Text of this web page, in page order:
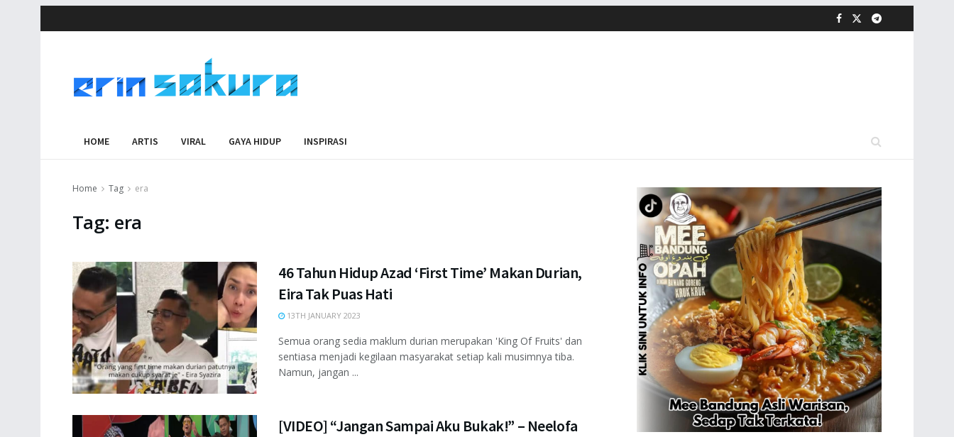
HOME ARTIS VIRAL GAYA HIDUP INSPIRASI
Home Tag era
Tag: era
46 Tahun Hidup Azad ‘First Time’ Makan Durian,
Eira Tak Puas Hati
13TH JANUARY 2023
Semua orang sedia maklum durian merupakan 'King Of Fruits' dan
sentiasa menjadi kegilaan masyarakat setiap kali musimnya tiba.
Namun, jangan ...
[VIDEO] “Jangan Sampai Aku Bukak!” – Neelofa